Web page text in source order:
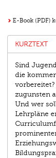
E-Book (PDF)
KURZTEXT
Sind
die
zugunsten
Und wer
Lehrpläne